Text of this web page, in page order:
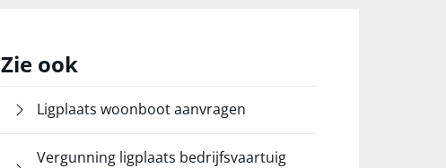
Zie ook
Ligplaats woonboot aanvragen
Vergunning ligplaats bedrijfsvaartuig